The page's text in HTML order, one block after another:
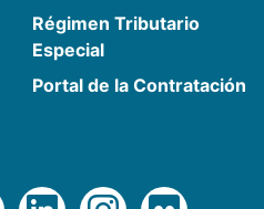
Régimen Tributario
Especial
Portal de la Contratación